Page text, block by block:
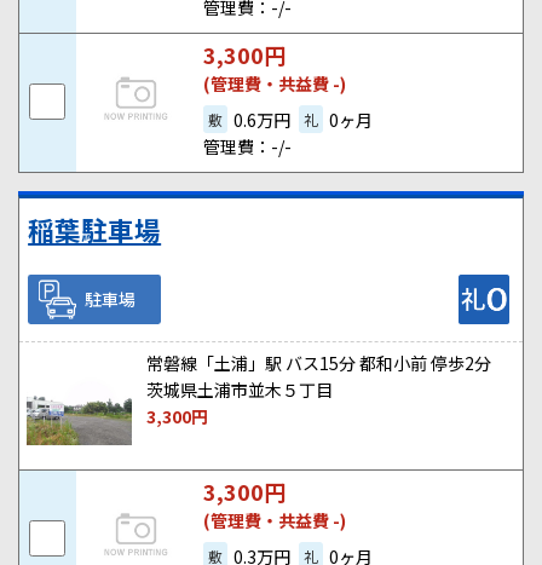
管理費：-/-
3,300円
(管理費・共益費 -)
敷 0.6万円 礼 0ヶ月
管理費：-/-
稲葉駐車場
駐車場
常磐線「土浦」駅 バス15分 都和小前 停歩2分
茨城県土浦市並木５丁目
3,300円
3,300円
(管理費・共益費 -)
敷 0.3万円 礼 0ヶ月